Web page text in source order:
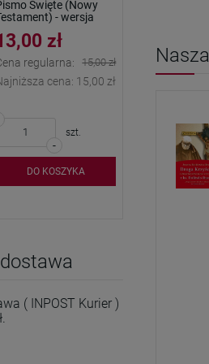
Święte (Nowy
- wersja
zł
regularna: 15,00 zł
cena: 15,00 zł
-
szt.
DO KOSZYKA
( INPOST Kurier )